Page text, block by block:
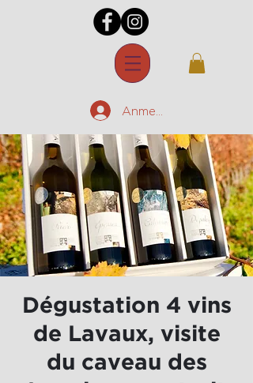
Anmelden
Dégustation 4 vins
de Lavaux, visite
du caveau des